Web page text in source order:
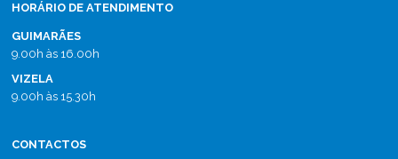
HORÁRIO DE ATENDIMENTO
GUIMARÃES
9.00h às 16.00h
VIZELA
9.00h às 15.30h
CONTACTOS